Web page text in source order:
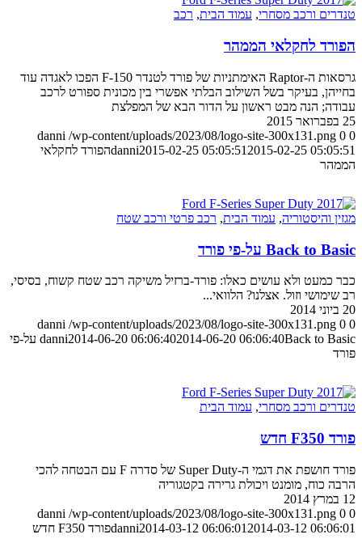
טנדרים ורכב מסחרי, עמוד הבית, רכב
הפורד לחקלאי הממהר
גרסאות ה-Raptor האימתניות של פורד לטנדר F-150 הפכו לאגדה עוד
בחייהן, בעיקר בשל השילוב הבלתי אפשרי בין מכונית ספורט לרכב
עבודה; הנה מבט ראשון על הדור הבא של המפלצת
25 בפברואר 2015
0
0
danni /wp-content/uploads/2023/08/logo-site-300x131.png
danni2015-02-25 05:05:51 2015-02-25 05:05:51
הפורד לחקלאי
הממהר
מגזין והיסטוריה, עמוד הבית, רכב פרטי ורכב שטח
Back to Basic על-פי פורד
כבר כמעט ולא עושים כאלו: פורד-ברזיל משיקה רכב שטח קשוח, בסיסי,
רב שימושי וזול. אצלנו? הלוואי...
20 ביוני 2014
0
0
danni /wp-content/uploads/2023/08/logo-site-300x131.png
danni2014-06-20 06:06:402014-06-20 06:06:40
Back to Basic על-פי
פורד
טנדרים ורכב מסחרי, עמוד הבית
פורד F350 חדש
פורד חושפת את דגמי ה-Super Duty של סדרה F עם הבטחה להכי
הרבה כוח, מומנט ויכולת גרירה בקטגוריה
12 במרץ 2014
0
0
danni /wp-content/uploads/2023/08/logo-site-300x131.png
danni2014-03-12 06:06:01 2014-03-12 06:06:01 פורד F350 חדש